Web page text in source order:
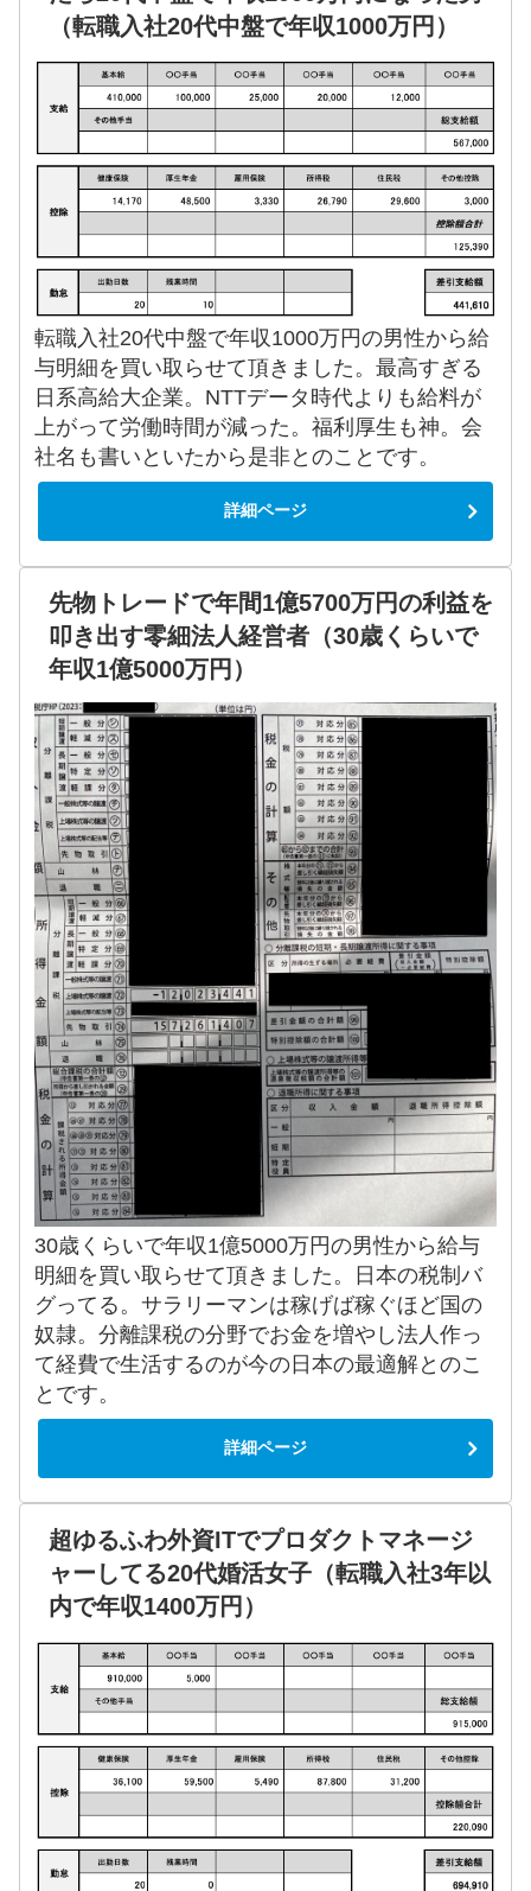
（転職入社20代中盤で年収1000万円）
転職入社20代中盤で年収1000万円の男性から給
与明細を買い取らせて頂きました。最高すぎる
日系高給大企業。NTTデータ時代よりも給料が
上がって労働時間が減った。福利厚生も神。会
社名も書いといたから是非とのことです。
詳細ページ
先物トレードで年間1億5700万円の利益を
叩き出す零細法人経営者（30歳くらいで
年収1億5000万円）
30歳くらいで年収1億5000万円の男性から給与
明細を買い取らせて頂きました。日本の税制バ
グってる。サラリーマンは稼げば稼ぐほど国の
奴隷。分離課税の分野でお金を増やし法人作っ
て経費で生活するのが今の日本の最適解とのこ
とです。
詳細ページ
超ゆるふわ外資ITでプロダクトマネージ
ャーしてる20代婚活女子（転職入社3年以
内で年収1400万円）